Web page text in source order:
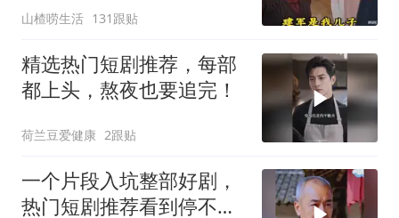
山楂唠生活 131跟贴
精选热门短剧推荐，每部
都上头，熬夜也要追完！
荷兰豆爱健康 2跟贴
一个片段入坑整部好剧，
热门短剧推荐看到停不下